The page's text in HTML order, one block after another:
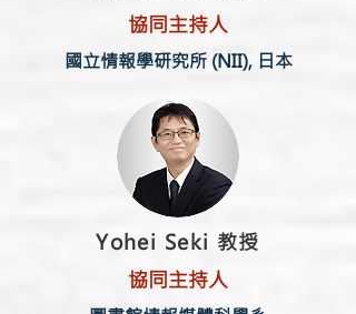
協同主持人
國立情報學研究所 (NII), 日本
Yohei Seki 教授
協同主持人